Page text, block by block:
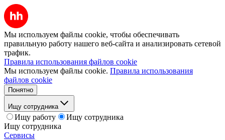
Мы используем файлы cookie, чтобы обеспечивать
правильную работу нашего веб-сайта и анализировать сетевой
трафик.
Правила использования файлов cookie
Мы используем файлы cookie. Правила использования
файлов cookie
Понятно
Ищу сотрудника
Ищу работу
Ищу сотрудника
Ищу сотрудника
Сервисы